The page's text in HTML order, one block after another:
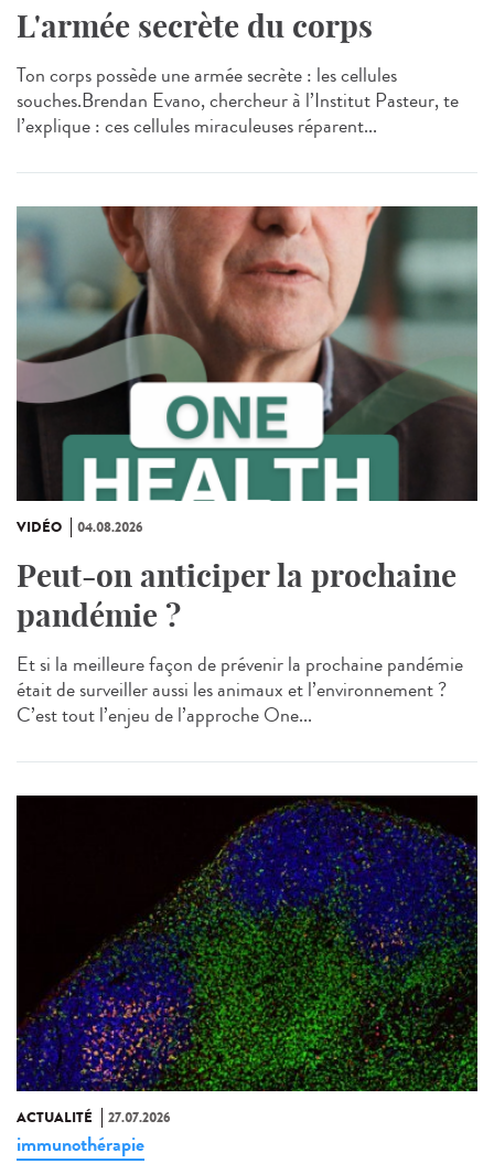
L'armée secrète du corps
Ton corps possède une armée secrète : les cellules
souches.Brendan Evano, chercheur à l’Institut Pasteur, te
l’explique : ces cellules miraculeuses réparent...
VIDÉO 04.08.2026
Peut-on anticiper la prochaine
pandémie ?
Et si la meilleure façon de prévenir la prochaine pandémie
était de surveiller aussi les animaux et l’environnement ?
C’est tout l’enjeu de l’approche One...
ACTUALITÉ 27.07.2026
immunothérapie